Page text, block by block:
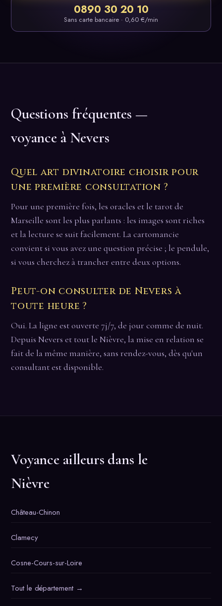
0890 30 20 10
Sans carte bancaire · 0,60 €/min
Questions fréquentes —
voyance à Nevers
Quel art divinatoire choisir pour
une première consultation ?
Pour une première fois, les oracles et le tarot de
Marseille sont les plus parlants : les images sont riches
et la lecture se suit facilement. La cartomancie
convient si vous avez une question précise ; le pendule,
si vous cherchez à trancher entre deux options.
Peut-on consulter de Nevers à
toute heure ?
Oui. La ligne est ouverte 7j/7, de jour comme de nuit.
Depuis Nevers et tout le Nièvre, la mise en relation se
fait de la même manière, sans rendez-vous, dès qu'un
consultant est disponible.
Voyance ailleurs dans le
Nièvre
Château-Chinon
Clamecy
Cosne-Cours-sur-Loire
Tout le département →